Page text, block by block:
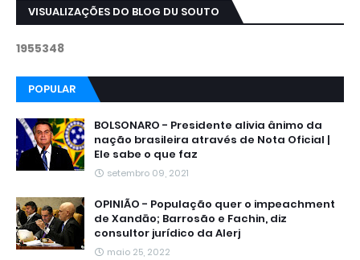
VISUALIZAÇÕES DO BLOG DU SOUTO
1955348
POPULAR
BOLSONARO - Presidente alivia ânimo da
nação brasileira através de Nota Oficial |
Ele sabe o que faz
setembro 09, 2021
OPINIÃO - População quer o impeachment
de Xandāo; Barrosão e Fachin, diz
consultor jurídico da Alerj
maio 25, 2022